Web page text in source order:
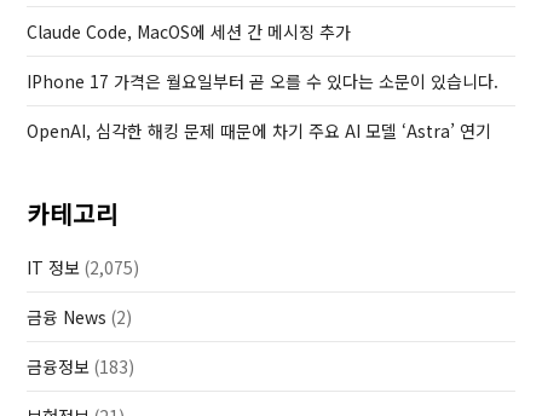
Claude Code, MacOS에 세션 간 메시징 추가
IPhone 17 가격은 월요일부터 곧 오를 수 있다는 소문이 있습니다.
OpenAI, 심각한 해킹 문제 때문에 차기 주요 AI 모델 ‘Astra’ 연기
카테고리
IT 정보 (2,075)
금융 News (2)
금융정보 (183)